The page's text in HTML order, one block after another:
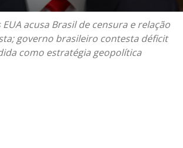
acusa Brasil de censura e relação
governo brasileiro contesta déficit
como estratégia geopolítica